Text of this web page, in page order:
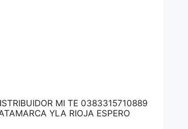
MI TE 0383315710889
YLA RIOJA ESPERO